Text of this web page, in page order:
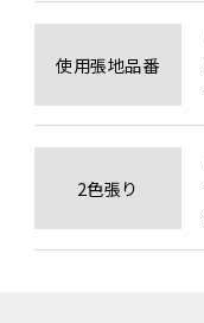
使用張地品番
2色張り